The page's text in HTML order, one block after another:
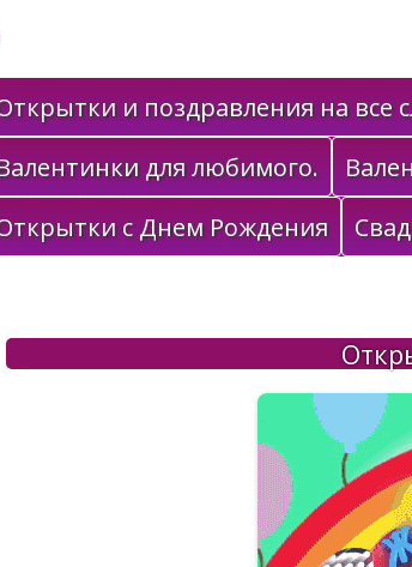
Открытки в подарок
и поздравления на все
для любимого.
с Днем Рождения